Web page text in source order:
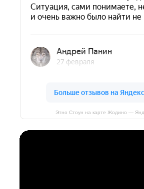
Этно Стоун на карте Жодино —